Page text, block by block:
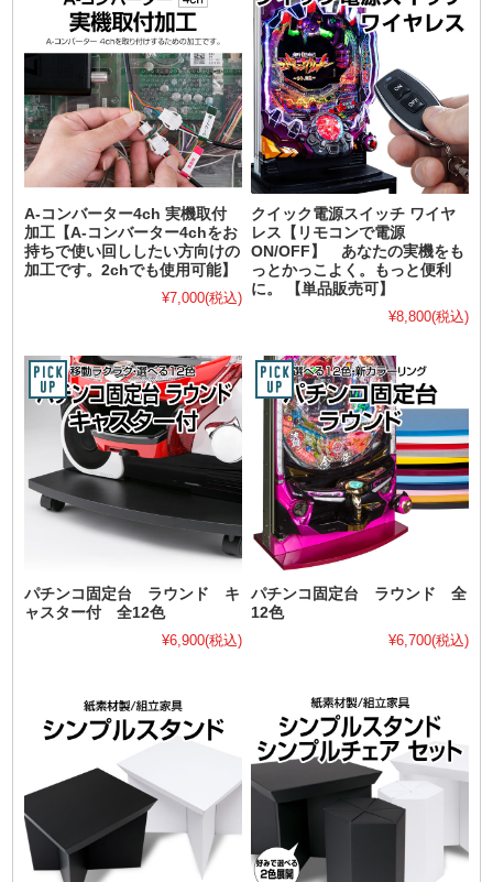
A-コンバーター4ch 実機取付
加工【A-コンバーター4chをお
持ちで使い回ししたい方向けの
加工です。2chでも使用可能】
¥7,000(税込)
クイック電源スイッチ ワイヤ
レス【リモコンで電源
ON/OFF】 あなたの実機をも
っとかっこよく。もっと便利
に。 【単品販売可】
¥8,800(税込)
パチンコ固定台 ラウンド キ
ャスター付 全12色
¥6,900(税込)
パチンコ固定台 ラウンド 全
12色
¥6,700(税込)